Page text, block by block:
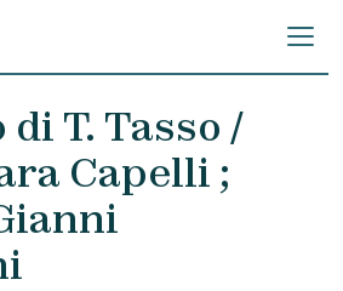
T. Tasso /
Capelli ;